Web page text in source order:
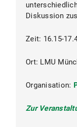
Diskussion
Zeit: 16.15-
Ort: LMU
Organisation:
Zur